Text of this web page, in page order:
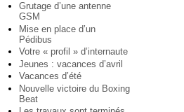
Grutage d’une antenne
GSM
Mise en place d’un
Pédibus
Votre « profil » d’internaute
Jeunes : vacances d’avril
Vacances d’été
Nouvelle victoire du Boxing
Beat